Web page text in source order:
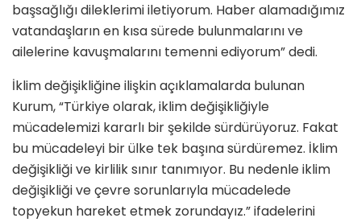
başsağlığı dileklerimi iletiyorum. Haber alamadığımız
vatandaşların en kısa sürede bulunmalarını ve
ailelerine kavuşmalarını temenni ediyorum” dedi.
İklim değişikliğine ilişkin açıklamalarda bulunan
Kurum, “Türkiye olarak, iklim değişikliğiyle
mücadelemizi kararlı bir şekilde sürdürüyoruz. Fakat
bu mücadeleyi bir ülke tek başına sürdüremez. İklim
değişikliği ve kirlilik sınır tanımıyor. Bu nedenle iklim
değişikliği ve çevre sorunlarıyla mücadelede
topyekun hareket etmek zorundayız.” ifadelerini